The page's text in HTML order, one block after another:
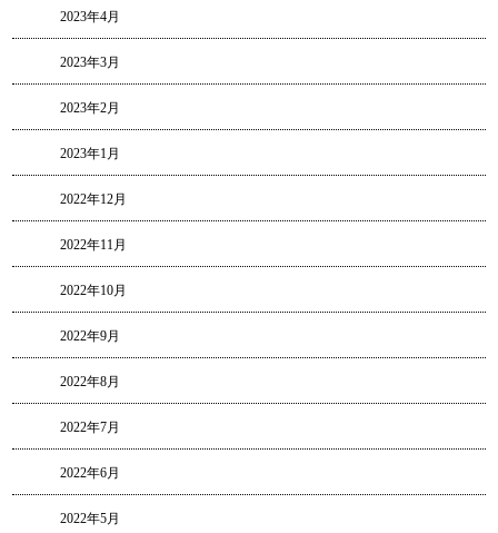
2023年4月
2023年3月
2023年2月
2023年1月
2022年12月
2022年11月
2022年10月
2022年9月
2022年8月
2022年7月
2022年6月
2022年5月